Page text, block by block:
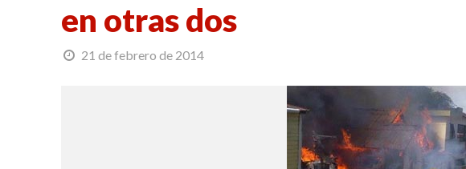
en otras dos
21 de febrero de 2014